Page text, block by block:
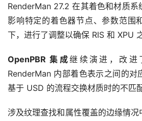
RenderMan 27.2 在其着色和材质系
影响特定的着色器节点、参数范围
下，进行了调整以确保 RIS 和 XPU
OpenPBR 集成继续演进，改进
RenderMan 内部着色表示之间的对
基于 USD 的流程交换材质时的不匹配
涉及纹理查找和属性覆盖的边缘情